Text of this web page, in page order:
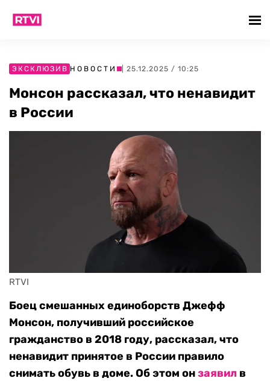
ЭКСКЛЮЗИВ НОВОСТИ | 25.12.2025 / 10:25
Монсон рассказал, что ненавидит
в России
RTVI
Боец смешанных единоборств Джефф
Монсон, получивший российское
гражданство в 2018 году, рассказал, что
ненавидит принятое в России правило
снимать обувь в доме. Об этом онзаявил в